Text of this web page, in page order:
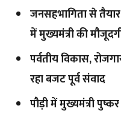
जनसहभागिता से
में मुख्यमंत्री की
पर्वतीय विकास,
रहा बजट पूर्व संवाद
पौड़ी में मुख्यमंत्री